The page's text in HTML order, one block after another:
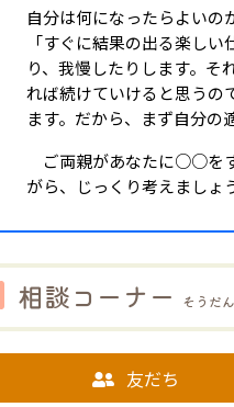
自分は何になったらよいの
「すぐに結果の出る楽し
り、我慢したりします。そ
れば続けていけると思うの
ます。だから、まず自分の
ご両親があなたに○○をす
がら、じっくり考えましょ
相談コーナー そうだ
友だち